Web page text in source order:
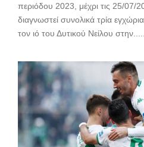
περιόδου 2023, μέχρι τις 25/
διαγνωστεί συνολικά τρία
τον ιό του Δυτικού Νείλου στην......